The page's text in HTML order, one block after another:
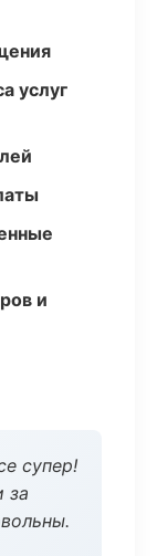
услуг
и
супер!
за